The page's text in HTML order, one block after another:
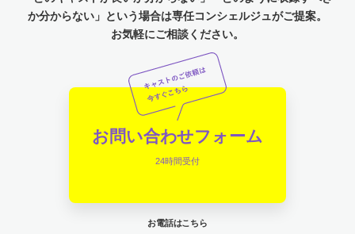
か分からない」という場合は専任コンシェルジュがご提案。
お気軽にご相談ください。
お問い合わせフォーム
24時間受付
お電話はこちら